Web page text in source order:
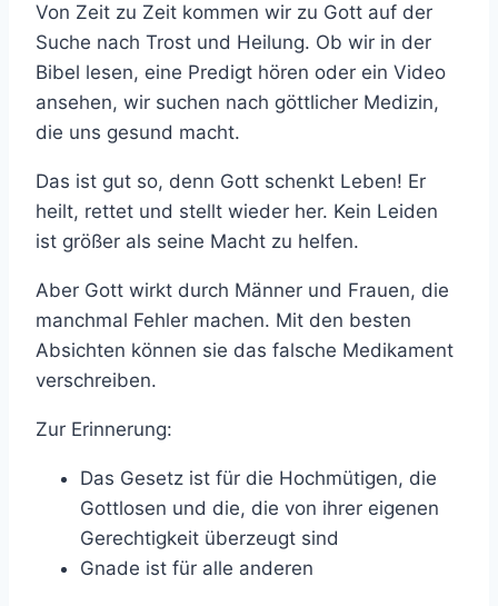
Von Zeit zu Zeit kommen wir zu Gott auf der
Suche nach Trost und Heilung. Ob wir in der
Bibel lesen, eine Predigt hören oder ein Video
ansehen, wir suchen nach göttlicher Medizin,
die uns gesund macht.
Das ist gut so, denn Gott schenkt Leben! Er
heilt, rettet und stellt wieder her. Kein Leiden
ist größer als seine Macht zu helfen.
Aber Gott wirkt durch Männer und Frauen, die
manchmal Fehler machen. Mit den besten
Absichten können sie das falsche Medikament
verschreiben.
Zur Erinnerung:
Das Gesetz ist für die Hochmütigen, die
Gottlosen und die, die von ihrer eigenen
Gerechtigkeit überzeugt sind
Gnade ist für alle anderen